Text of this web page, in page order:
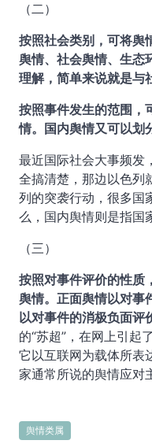
（二）
按照社会类别，可将舆
舆情、社会舆情、生态
理解，简单来说就是与
按照事件发生的范围，
情。国内舆情又可以划
最近国际社会大事频发
全搞清楚，那边以色列
列的突袭行动，很多国
么，国内舆情则是指国
（三）
按照对事件评价的性质
舆情。正面舆情以对事
以对事件的消极负面评
的“苏超”，在网上引起
它以互联网为载体所表
家通常所说的舆情应对
舆情类属